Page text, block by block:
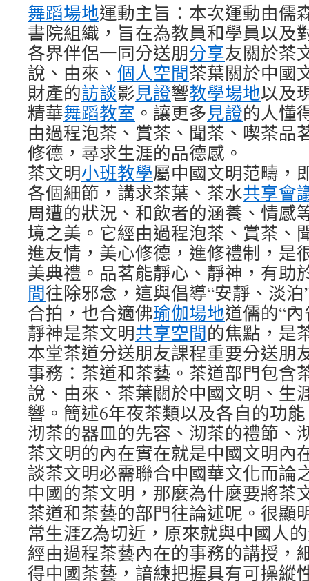
舞蹈場地運動主旨：本次運動由儒
書院組織，旨在為教員和學員以及
各界伴侶一同分送朋分享友關於茶
說、由來、 個人空間茶葉關於中國
財產的訪談影見證響教學場地以及
精華舞蹈教室 。讓更多見證的人懂
由過程泡茶、賞茶、聞茶、喫茶品
修德，尋求生涯的品德感。
茶文明小班教學屬中國文明范疇，
各個細節，講求茶葉、茶水共享會
周遭的狀況、和飲者的涵養、情感
境之美。它經由過程泡茶、賞茶、
進友情，美心修德，進修禮制，是
美典禮。品茗能靜心、靜神，有助
間往除邪念，這與倡導“安靜、淡
合拍，也合適佛瑜伽場地道儒的“
靜神是茶文明共享空間的焦點，是
本堂茶道分送朋友課程重要分送朋
事務：茶道和茶藝。茶道部門包含
說、由來、茶葉關於中國文明、生
響。簡述6年夜茶類以及各自的功
沏茶的器皿的先容、沏茶的禮節、
茶文明的內在實在就是中國文明內
談茶文明必需聯合中國華文化而論
中國的茶文明，那麼為什麼要將茶
茶道和茶藝的部門往論述呢。很顯
常生涯Z為切近，原來就與中國人
經由過程茶藝內在的事務的講授，
得中國茶藝，諳練把握具有可操縱